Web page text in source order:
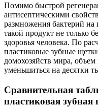
Помимо быстрой
антисептическими
размножения бактерий
такой продукт не только
здоровья человека. По
пластиковые зубные
домохозяйств мира,
уменьшиться на десятки
Сравнительная
пластиковая зубная